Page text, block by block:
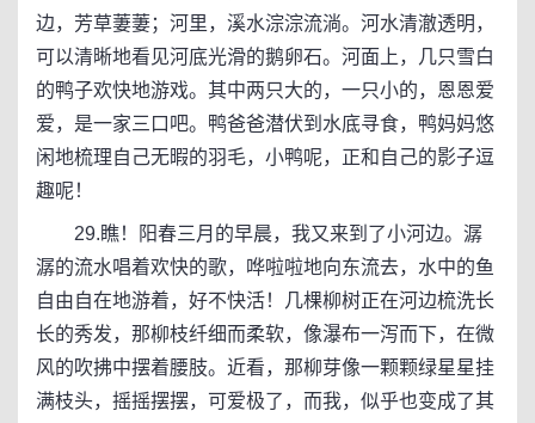
边，芳草萋萋；河里，溪水淙淙流淌。河水清澈透明，
可以清晰地看见河底光滑的鹅卵石。河面上，几只雪白
的鸭子欢快地游戏。其中两只大的，一只小的，恩恩爱
爱，是一家三口吧。鸭爸爸潜伏到水底寻食，鸭妈妈悠
闲地梳理自己无暇的羽毛，小鸭呢，正和自己的影子逗
趣呢！
29.瞧！阳春三月的早晨，我又来到了小河边。潺
潺的流水唱着欢快的歌，哗啦啦地向东流去，水中的鱼
自由自在地游着，好不快活！几棵柳树正在河边梳洗长
长的秀发，那柳枝纤细而柔软，像瀑布一泻而下，在微
风的吹拂中摆着腰肢。近看，那柳芽像一颗颗绿星星挂
满枝头，摇摇摆摆，可爱极了，而我，似乎也变成了其